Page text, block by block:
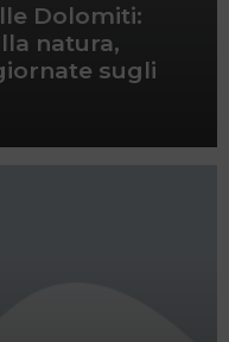
Dolomiti:
natura,
sugli